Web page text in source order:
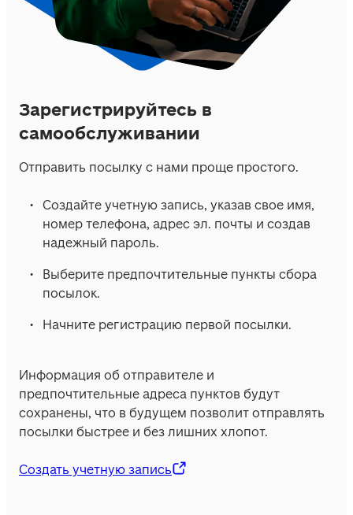
Зарегистрируйтесь в
самообслуживании
Отправить посылку с нами проще простого.
Создайте учетную запись, указав свое имя,
номер телефона, адрес эл. почты и создав
надежный пароль.
Выберите предпочтительные пункты сбора
посылок.
Начните регистрацию первой посылки.
Информация об отправителе и
предпочтительные адреса пунктов будут
сохранены, что в будущем позволит отправлять
посылки быстрее и без лишних хлопот.
Создать учетную запись